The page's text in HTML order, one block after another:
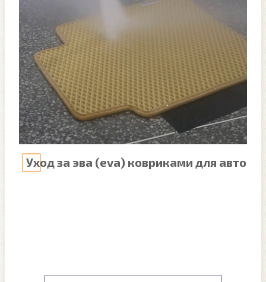
Уход за эва (eva) ковриками для авто